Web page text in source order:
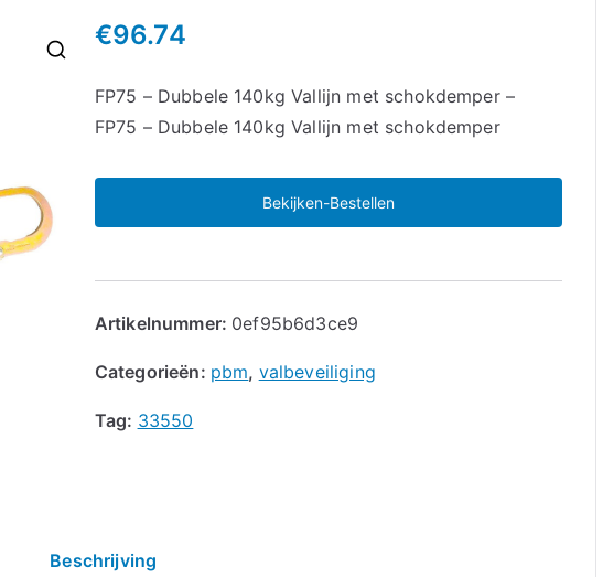
€96.74
FP75 – Dubbele 140kg Vallijn met schokdemper –
FP75 – Dubbele 140kg Vallijn met schokdemper
Bekijken-Bestellen
Artikelnummer: 0ef95b6d3ce9
Categorieën: pbm, valbeveiliging
Tag: 33550
Beschrijving